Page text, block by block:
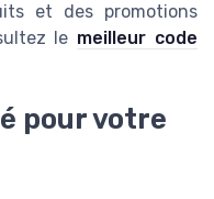
et des promotions
le meilleur code
pour votre